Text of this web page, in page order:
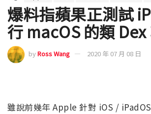
爆料指蘋果正測試
行 macOS 的類 Dex
byRoss Wang 2020 年 07 月 08 日
雖說前幾年 Apple 針對 iOS /